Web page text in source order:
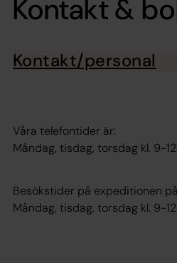
Kontakt &
Kontakt/personal
Våra telefontider är:
Måndag, tisdag, torsdag kl. 9-12.
Besökstider på expeditionen
Måndag, tisdag, torsdag kl. 9-12.